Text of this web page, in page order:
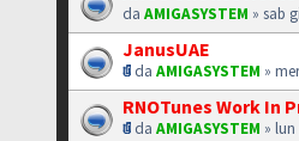
daAMIGASYSTEM » sab
JanusUAE
daAMIGASYSTEM »
RNOTunes Work In
daAMIGASYSTEM »